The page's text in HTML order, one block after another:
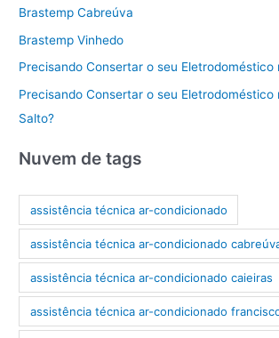
Brastemp Cabreúva
Brastemp Vinhedo
Precisando Consertar o seu Eletrodoméstico
Precisando Consertar o seu Eletrodoméstico
Salto?
Nuvem de tags
assistência técnica ar-condicionado
assistência técnica ar-condicionado
assistência técnica ar-condicionado caieiras
assistência técnica ar-condicionado